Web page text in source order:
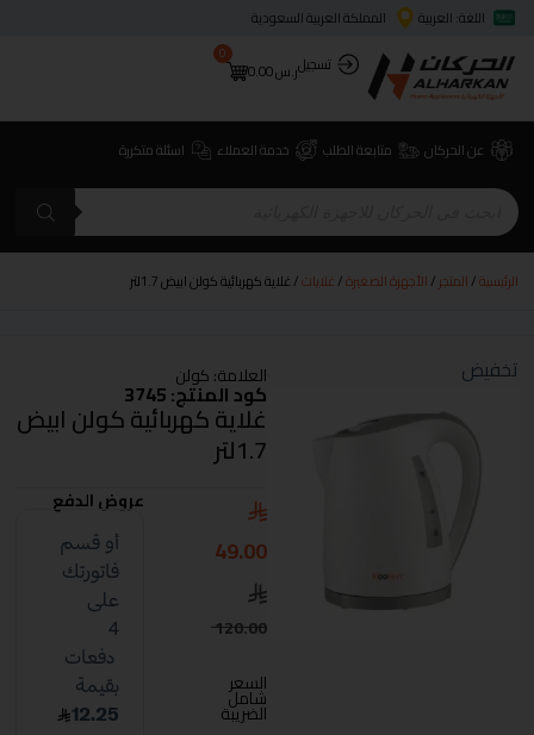
اللغة: العربية
المملكة العربية السعودية
تسجيلر.س0.00
0
عن الحركان متابعة الطلب خدمة العملاء اسئلة متكررة
الرئيسية/المتجر/الأجهزة الصغيرة/غلايات/ غلاية كهربائية كولن ابيض 1.7لتر
تخفيض العلامة:كولن
كود المنتج: 3745
غلاية كهربائية كولن ابيض
1.7لتر
120.00
49.00
السعر
شامل
الضريبة
عروض الدفع